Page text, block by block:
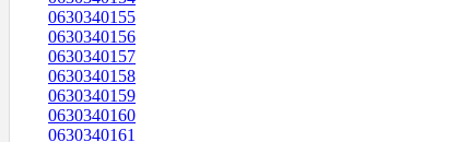
0630340155
0630340156
0630340157
0630340158
0630340159
0630340160
0630340161